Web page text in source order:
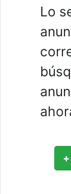
Lo
+